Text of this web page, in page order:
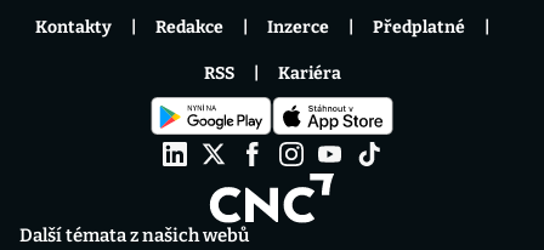
Další témata z našich webů
Kontakty Redakce Inzerce Předplatné
RSS Kariéra